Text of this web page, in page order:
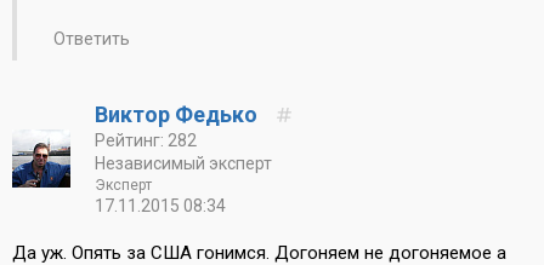
Ответить
Виктор Федько
Рейтинг: 282
Независимый эксперт
Эксперт
17.11.2015 08:34
Да уж. Опять за США гонимся. Догоняем не догоняемое а